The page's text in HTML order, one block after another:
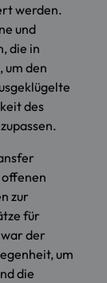
werden.
und
die in
um den
des
zur
für
der
um
die